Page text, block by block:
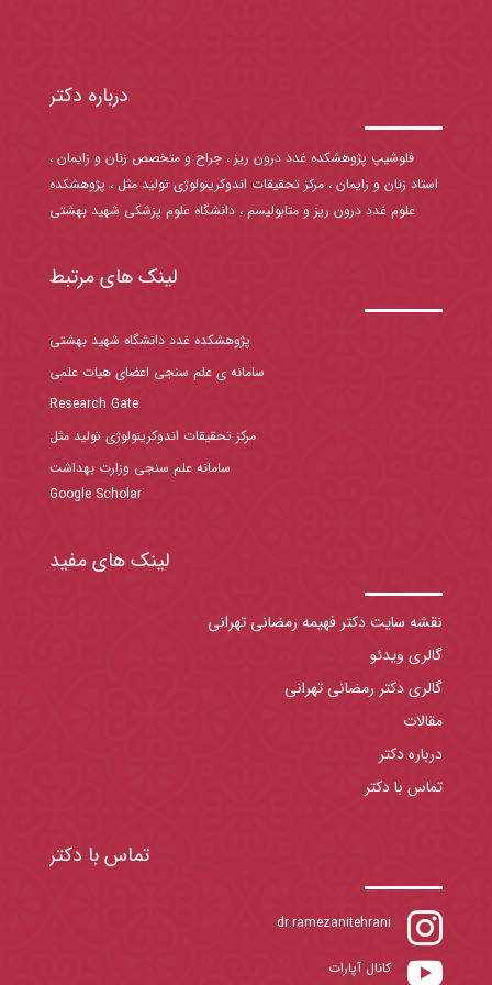
درباره دکتر
فلوشیپ پژوهشکده غدد درون ریز ، جراح و متخصص زنان و زایمان ،
استاد زنان و زایمان ، مرکز تحقیقات اندوکرینولوژی تولید مثل ، پژوهشکده
علوم غدد درون ریز و متابولیسم ، دانشگاه علوم پزشکی شهید بهشتی
لینک های مرتبط
پژوهشکده غدد دانشگاه شهید بهشتی
سامانه ی علم سنجی اعضای هیات علمی
Research Gate
مرکز تحقیقات اندوکرینولوژی تولید مثل
سامانه علم سنجی وزارت بهداشت
Google Scholar
لینک های مفید
نقشه سایت دکتر فهیمه رمضانی تهرانی
گالری ویدئو
گالری دکتر رمضانی تهرانی
مقالات
درباره دکتر
تماس با دکتر
تماس با دکتر

dr.ramezanitehrani
 کانال آپارات